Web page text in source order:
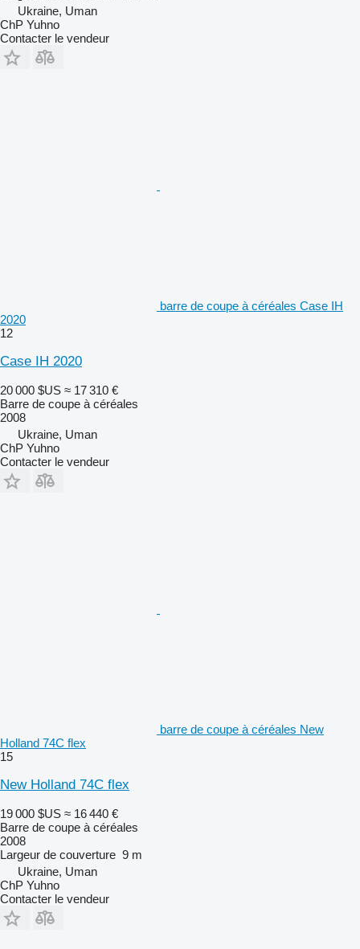
Ukraine, Uman
ChP Yuhno
Contacter le vendeur
barre de coupe à céréales Case IH
2020
12
Case IH 2020
20 000 $US ≈ 17 310 €
Barre de coupe à céréales
2008
Ukraine, Uman
ChP Yuhno
Contacter le vendeur
barre de coupe à céréales New
Holland 74C flex
15
New Holland 74C flex
19 000 $US ≈ 16 440 €
Barre de coupe à céréales
2008
Largeur de couverture 9 m
Ukraine, Uman
ChP Yuhno
Contacter le vendeur